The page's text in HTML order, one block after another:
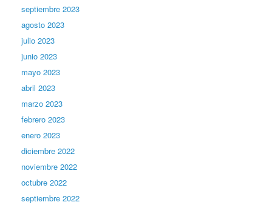
septiembre 2023
agosto 2023
julio 2023
junio 2023
mayo 2023
abril 2023
marzo 2023
febrero 2023
enero 2023
diciembre 2022
noviembre 2022
octubre 2022
septiembre 2022